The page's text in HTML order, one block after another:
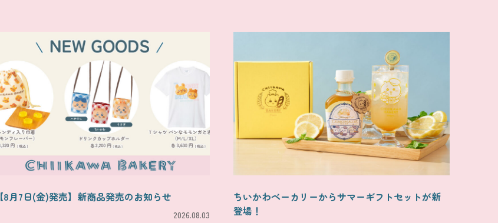
【8月7日(金)発売】新商品発売のお知らせ
2026.08.03
ちいかわベーカリーからサマーギフトセットが新
登場！